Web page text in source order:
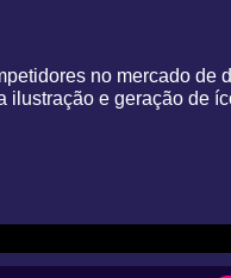
no mercado de
ilustração e geração de